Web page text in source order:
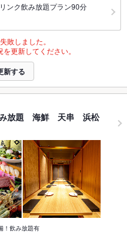
ンク飲み放題プラン90分
敗しました。
更新してください。
新する
放題 海鮮 天串 浜松
！飲み放題有